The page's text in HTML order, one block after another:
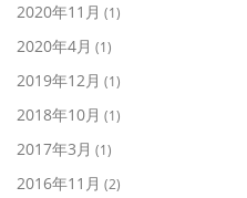
2020年11月 (1)
2020年4月 (1)
2019年12月 (1)
2018年10月 (1)
2017年3月 (1)
2016年11月 (2)